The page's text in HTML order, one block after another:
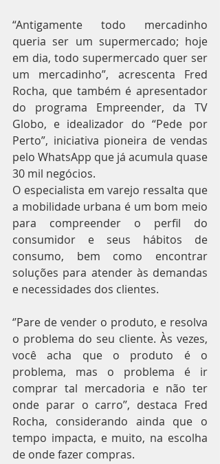
“Antigamente todo mercadinho
queria ser um supermercado; hoje
em dia, todo supermercado quer ser
um mercadinho”, acrescenta Fred
Rocha, que também é apresentador
do programa Empreender, da TV
Globo, e idealizador do “Pede por
Perto”, iniciativa pioneira de vendas
pelo WhatsApp que já acumula quase
30 mil negócios.
O especialista em varejo ressalta que
a mobilidade urbana é um bom meio
para compreender o perfil do
consumidor e seus hábitos de
consumo, bem como encontrar
soluções para atender às demandas
e necessidades dos clientes.
‘’Pare de vender o produto, e resolva
o problema do seu cliente. Às vezes,
você acha que o produto é o
problema, mas o problema é ir
comprar tal mercadoria e não ter
onde parar o carro’’, destaca Fred
Rocha, considerando ainda que o
tempo impacta, e muito, na escolha
de onde fazer compras.